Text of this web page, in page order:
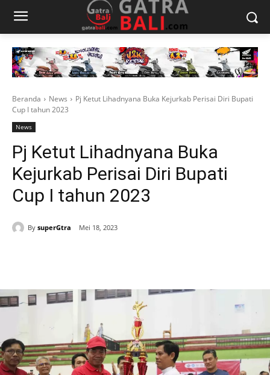
Beranda News
Pj Ketut Lihadnyana Buka Kejurkab Perisai Diri Bupati
Cup I tahun 2023
News
Pj Ketut Lihadnyana Buka
Kejurkab Perisai Diri Bupati
Cup I tahun 2023
By superGtra Mei 18, 2023